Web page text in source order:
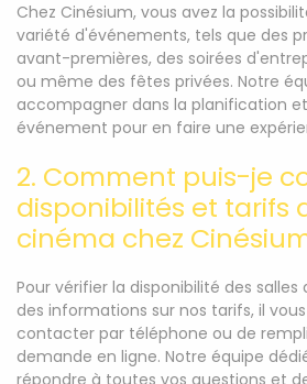
Chez Cinésium, vous avez la
variété d'événements, tels que des
avant-premières, des soirées
ou même des fêtes privées. Notre
accompagner dans la planification
événement pour en faire une
2. Comment puis-je
disponibilités et tarifs
cinéma chez
Pour vérifier la disponibilité des
des informations sur nos tarifs, il
contacter par téléphone ou de
demande en ligne. Notre équipe
répondre à toutes vos questions et